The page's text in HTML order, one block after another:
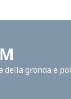
della gronda e poi